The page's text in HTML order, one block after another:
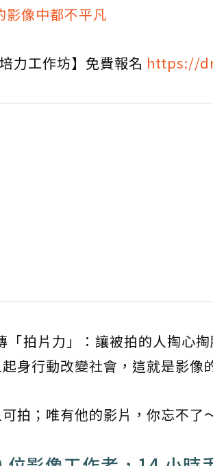
像中都不平凡
力工作坊】免費報名 https://
「拍片力」：讓被拍的人掏心
身行動改變社會，這就是影像
拍；唯有他的影片，你忘不了